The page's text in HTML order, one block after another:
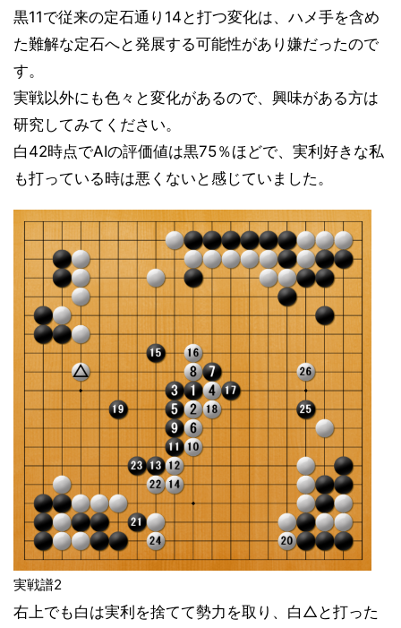
黒11で従来の定石通り14と打つ変化は、ハメ手を含め
た難解な定石へと発展する可能性があり嫌だったので
す。
実戦以外にも色々と変化があるので、興味がある方は
研究してみてください。
白42時点でAIの評価値は黒75％ほどで、実利好きな私
も打っている時は悪くないと感じていました。
実戦譜2
右上でも白は実利を捨てて勢力を取り、白△と打った